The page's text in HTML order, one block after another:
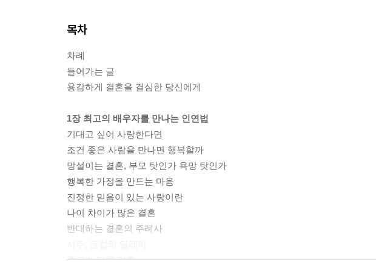
목차
차례
들어가는 글
용감하게 결혼을 결심한 당신에게
1장 최고의 배우자를 만나는 인연법
기대고 싶어 사랑한다면
조건 좋은 사람을 만나면 행복할까
망설이는 결혼, 부모 탓인가 욕망 탓인가
행복한 가정을 만드는 마음
진정한 믿음이 있는 사랑이란
나이 차이가 많은 결혼
반대하는 결혼의 주례사
종교가 다른 결혼